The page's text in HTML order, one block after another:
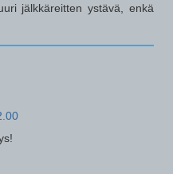
jälkkäreitten ystävä, enkä